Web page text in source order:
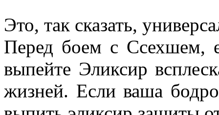
Это, так сказать,
Перед боем с Ссехшем,
выпейте Эликсир
жизней. Если ваша